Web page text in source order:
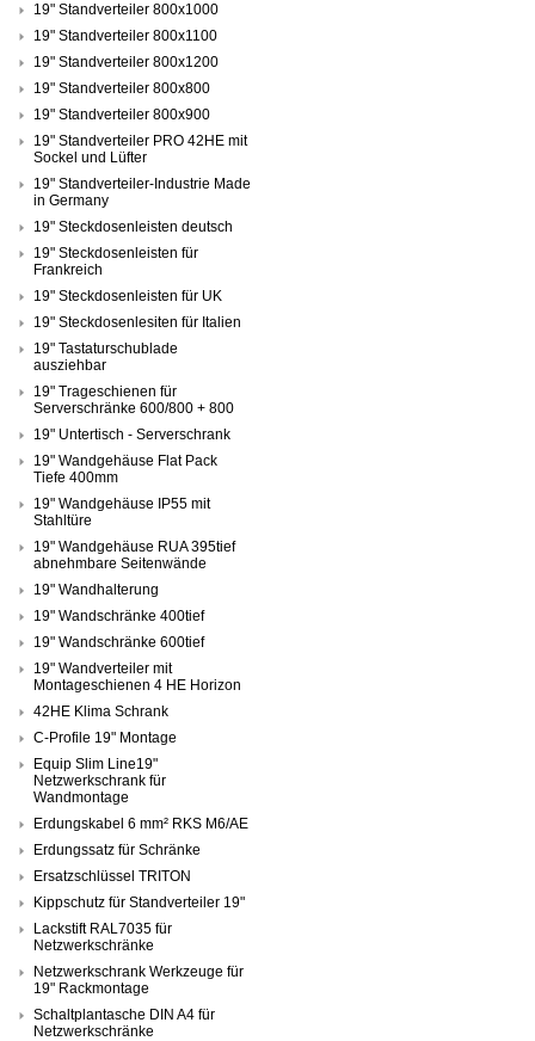
19" Standverteiler 800x1000
19" Standverteiler 800x1100
19" Standverteiler 800x1200
19" Standverteiler 800x800
19" Standverteiler 800x900
19" Standverteiler PRO 42HE mit
Sockel und Lüfter
19" Standverteiler-Industrie Made
in Germany
19" Steckdosenleisten deutsch
19" Steckdosenleisten für
Frankreich
19" Steckdosenleisten für UK
19" Steckdosenlesiten für Italien
19" Tastaturschublade
ausziehbar
19" Trageschienen für
Serverschränke 600/800 + 800
19" Untertisch - Serverschrank
19" Wandgehäuse Flat Pack
Tiefe 400mm
19" Wandgehäuse IP55 mit
Stahltüre
19" Wandgehäuse RUA 395tief
abnehmbare Seitenwände
19" Wandhalterung
19" Wandschränke 400tief
19" Wandschränke 600tief
19" Wandverteiler mit
Montageschienen 4 HE Horizon
42HE Klima Schrank
C-Profile 19" Montage
Equip Slim Line19"
Netzwerkschrank für
Wandmontage
Erdungskabel 6 mm² RKS M6/AE
Erdungssatz für Schränke
Ersatzschlüssel TRITON
Kippschutz für Standverteiler 19"
Lackstift RAL7035 für
Netzwerkschränke
Netzwerkschrank Werkzeuge für
19" Rackmontage
Schaltplantasche DIN A4 für
Netzwerkschränke